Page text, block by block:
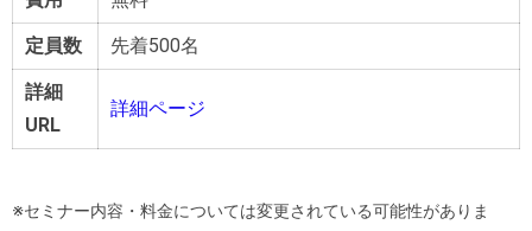
定員数 先着500名
詳細
URL
詳細ページ
※セミナー内容・料金については変更されている可能性がありま